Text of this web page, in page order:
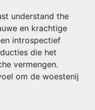
understand the
en krachtige
introspectief
die het
vermengen.
om de woestenij